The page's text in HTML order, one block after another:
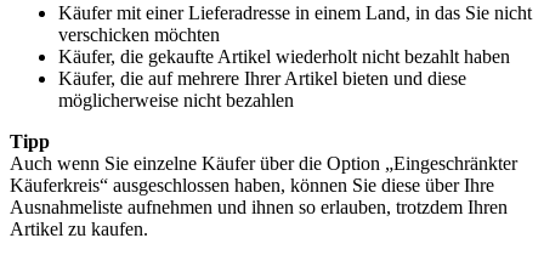
Käufer mit einer Lieferadresse in einem Land, in das Sie nicht
verschicken möchten
Käufer, die gekaufte Artikel wiederholt nicht bezahlt haben
Käufer, die auf mehrere Ihrer Artikel bieten und diese
möglicherweise nicht bezahlen
Tipp
Auch wenn Sie einzelne Käufer über die Option „Eingeschränkter
Käuferkreis“ ausgeschlossen haben, können Sie diese über Ihre
Ausnahmeliste aufnehmen und ihnen so erlauben, trotzdem Ihren
Artikel zu kaufen.